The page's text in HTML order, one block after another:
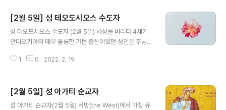
[2월 5일] 성 테오도시오스 수도자
성 테오도시오스 수도자 (2월 5일) 세상을 버리다 4세기
안티오키아의 매우 훌륭한 가문 출신이었던 성인은 주님께
척, 그리고 세상의 모든 것을 스스로 버리고는 킬리키아(Ci
막에서 살았다. 성인은 말털로 짠 옷을 입고 목과 허리, 손
목 등에 무거운 쇠줄을 두르고, 머리칼은 헝클어지고 단정
1 0 2022. 2. 19.
[2월 5일] 성 아가티 순교자
성 아가티 순교자(2월 5일) 서방(the West)에서 가장 유